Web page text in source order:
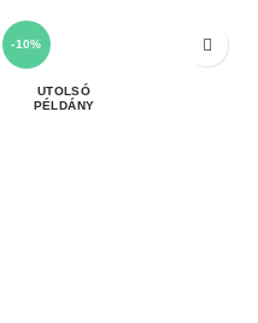
-10%